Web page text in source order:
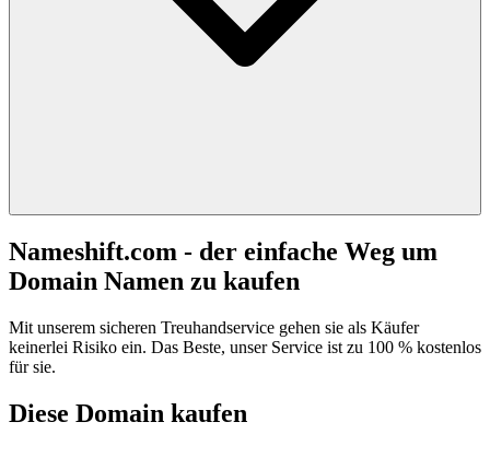
Nameshift.com - der einfache Weg um
Domain Namen zu kaufen
Mit unserem sicheren Treuhandservice gehen sie als Käufer
keinerlei Risiko ein. Das Beste, unser Service ist zu 100 % kostenlos
für sie.
Diese Domain kaufen